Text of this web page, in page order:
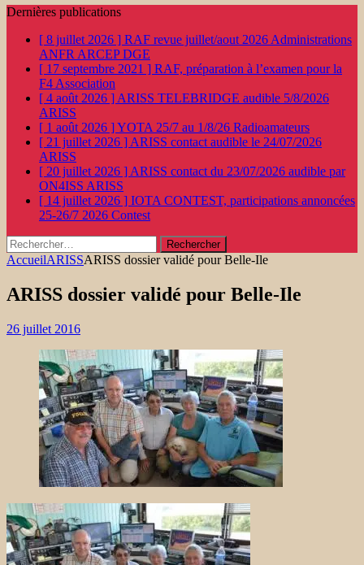
Dernières publications
[ 8 juillet 2026 ] RAF revue juillet/aout 2026 Administrations
ANFR ARCEP DGE
[ 17 septembre 2021 ] RAF, préparation à l’examen pour la
F4 Association
[ 4 août 2026 ] ARISS TELEBRIDGE audible 5/8/2026
ARISS
[ 1 août 2026 ]YOTA 25/7 au 1/8/26 Radioamateurs
[ 21 juillet 2026 ] ARISS contact audible le 24/07/2026
ARISS
[ 20 juillet 2026 ] ARISS contact du 23/07/2026 audible par
ON4ISS ARISS
[ 14 juillet 2026 ] IOTA CONTEST, participations annoncées
25-26/7 2026 Contest
Rechercher :
AccueilARISSARISS dossier validé pour Belle-Ile
ARISS dossier validé pour Belle-Ile
26 juillet 2016